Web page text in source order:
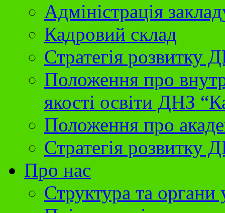
Адміністрація
Кадровий склад
Стратегія розвитку
Положення про
якості освіти ДНЗ
Положення про
Стратегія розвитку
Про нас
Структура та